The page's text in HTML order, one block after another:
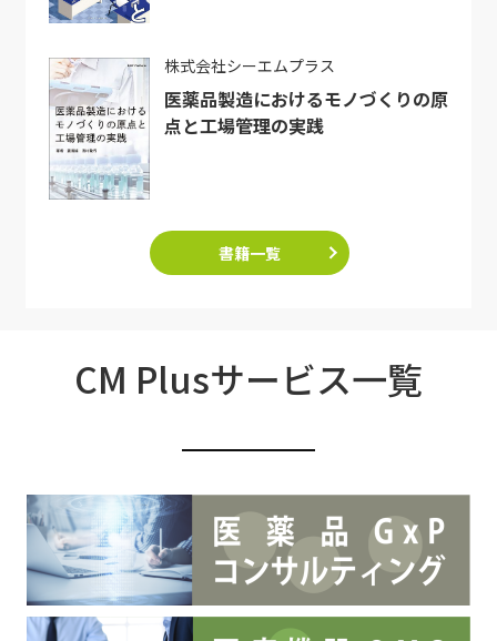
株式会社シーエムプラス
医薬品製造におけるモノづくりの原
点と工場管理の実践
書籍一覧
CM Plusサービス一覧